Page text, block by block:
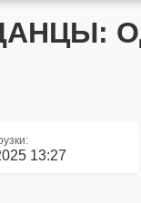
13:27